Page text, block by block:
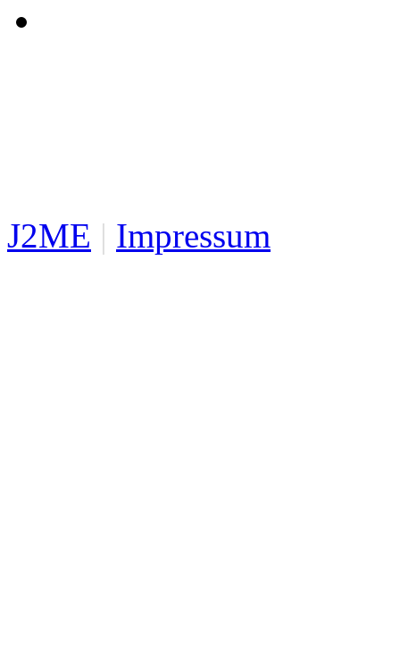
J2ME | Impressum